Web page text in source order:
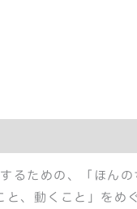
るための、「ほん
、動くこと」をめ